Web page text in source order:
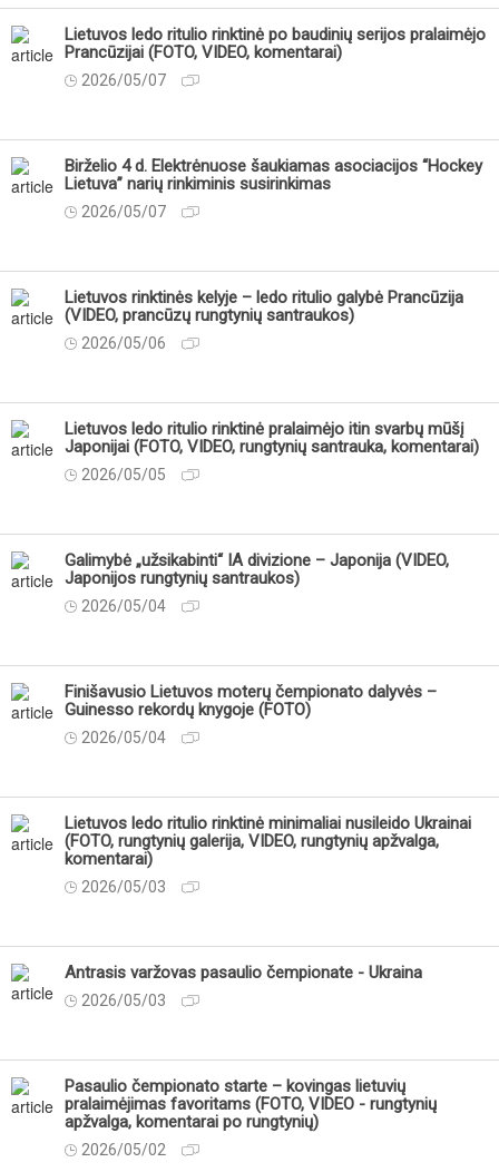
Lietuvos ledo ritulio rinktinė po baudinių serijos pralaimėjo
Prancūzijai (FOTO, VIDEO, komentarai)
2026/05/07
Birželio 4 d. Elektrėnuose šaukiamas asociacijos “Hockey
Lietuva” narių rinkiminis susirinkimas
2026/05/07
Lietuvos rinktinės kelyje – ledo ritulio galybė Prancūzija
(VIDEO, prancūzų rungtynių santraukos)
2026/05/06
Lietuvos ledo ritulio rinktinė pralaimėjo itin svarbų mūšį
Japonijai (FOTO, VIDEO, rungtynių santrauka, komentarai)
2026/05/05
Galimybė „užsikabinti“ IA divizione – Japonija (VIDEO,
Japonijos rungtynių santraukos)
2026/05/04
Finišavusio Lietuvos moterų čempionato dalyvės –
Guinesso rekordų knygoje (FOTO)
2026/05/04
Lietuvos ledo ritulio rinktinė minimaliai nusileido Ukrainai
(FOTO, rungtynių galerija, VIDEO, rungtynių apžvalga,
komentarai)
2026/05/03
Antrasis varžovas pasaulio čempionate - Ukraina
2026/05/03
Pasaulio čempionato starte – kovingas lietuvių
pralaimėjimas favoritams (FOTO, VIDEO - rungtynių
apžvalga, komentarai po rungtynių)
2026/05/02